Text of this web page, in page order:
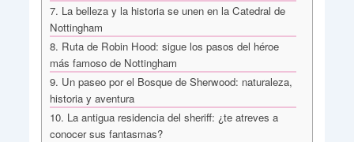
7. La belleza y la historia se unen en la Catedral de
Nottingham
8. Ruta de Robin Hood: sigue los pasos del héroe
más famoso de Nottingham
9. Un paseo por el Bosque de Sherwood: naturaleza,
historia y aventura
10. La antigua residencia del sheriff: ¿te atreves a
conocer sus fantasmas?